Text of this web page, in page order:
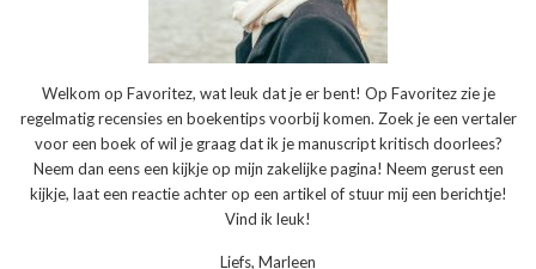
Welkom op Favoritez, wat leuk dat je er bent! Op Favoritez zie je
regelmatig recensies en boekentips voorbij komen. Zoek je een vertaler
voor een boek of wil je graag dat ik je manuscript kritisch doorlees?
Neem dan eens een kijkje op mijn zakelijke pagina! Neem gerust een
kijkje, laat een reactie achter op een artikel of stuur mij een berichtje!
Vind ik leuk!
Liefs, Marleen